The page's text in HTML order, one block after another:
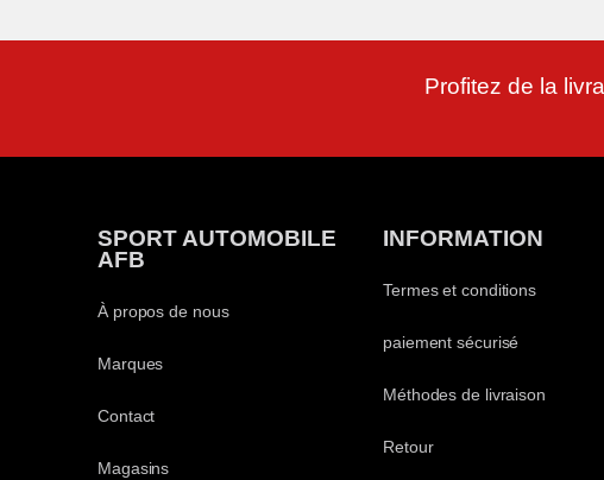
Profitez de la
SPORT AUTOMOBILE
AFB
À propos de nous
Marques
Contact
Magasins
INFORMATION
Termes et conditions
paiement sécurisé
Méthodes de livraison
Retour